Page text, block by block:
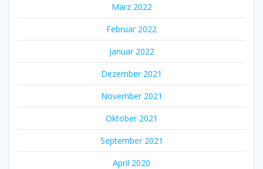
März 2022
Februar 2022
Januar 2022
Dezember 2021
November 2021
Oktober 2021
September 2021
April 2020